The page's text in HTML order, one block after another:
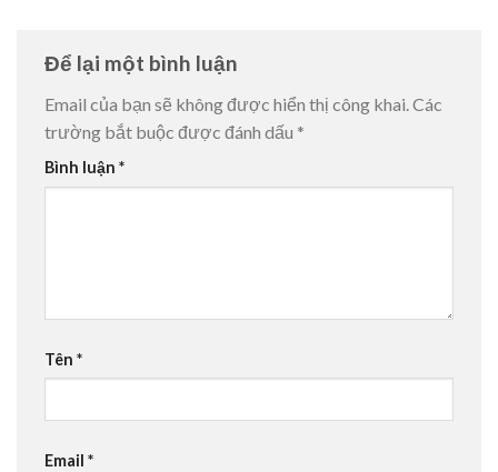
Để lại một bình luận
Email của bạn sẽ không được hiển thị công khai.Các
trường bắt buộc được đánh dấu *
Bình luận *
Tên *
Email *